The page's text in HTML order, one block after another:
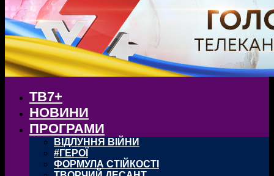
ТВ7+
НОВИНИ
ПРОГРАМИ
ВІДЛУННЯ ВІЙНИ
#ГЕРОЇ
ФОРМУЛА СТІЙКОСТІ